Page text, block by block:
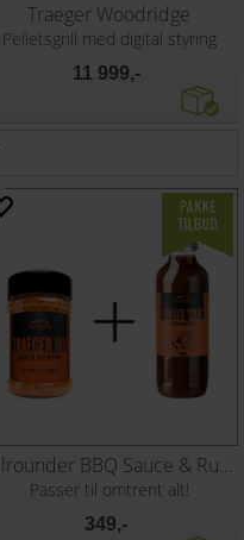
Traeger Woodridge
Pelletsgrill med digital styring
11 999,-
Allrounder BBQ Sauce & Rub - Traeger
Passer til omtrent alt!
349,-